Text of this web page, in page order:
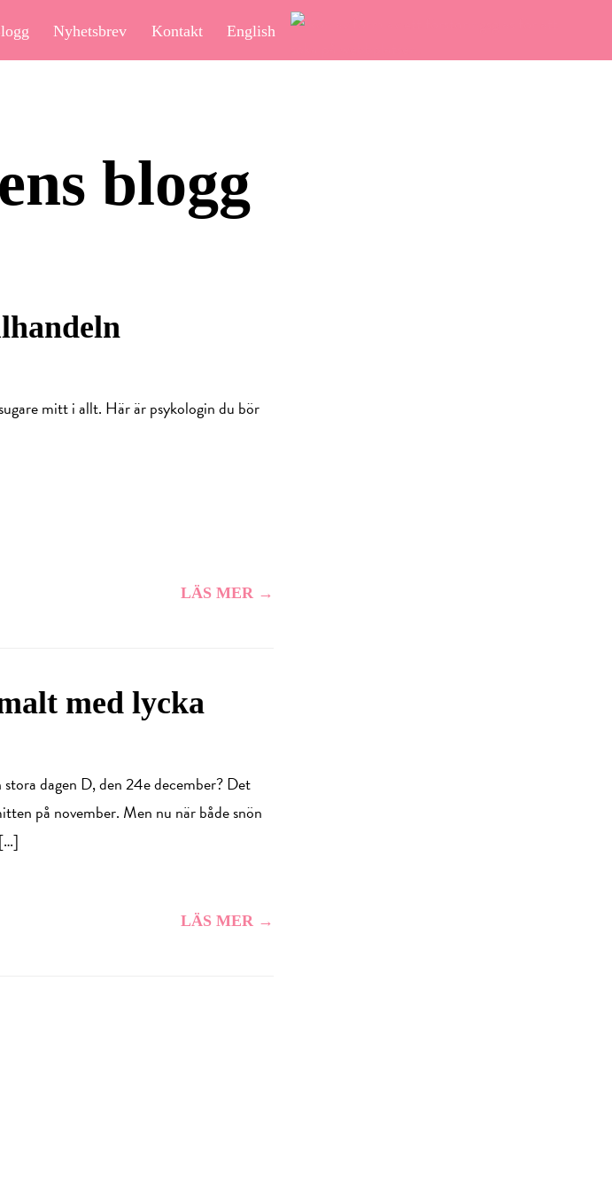
Nyhetsbrev Kontakt English
blogg
mitt i allt. Här är psykologin du bör
LÄS MER →
med lycka
dagen D, den 24e december? Det
på november. Men nu när både snön
LÄS MER →